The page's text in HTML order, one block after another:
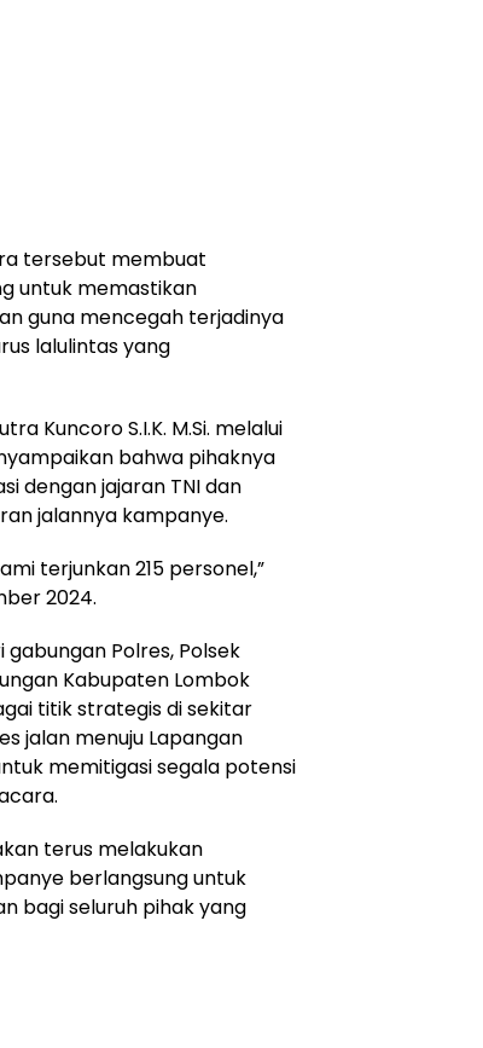
tersebut membuat
untuk memastikan
guna mencegah terjadinya
lalulintas yang
Kuncoro S.I.K. M.Si. melalui
bahwa pihaknya
dengan jajaran TNI dan
jalannya kampanye.
terjunkan 215 personel,”
2024.
Polres, Polsek
Kabupaten Lombok
titik strategis di sekitar
jalan menuju Lapangan
memitigasi segala potensi
terus melakukan
berlangsung untuk
bagi seluruh pihak yang